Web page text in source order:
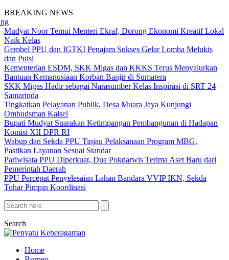
BREAKING NEWS
Mudyat Noor Temui Menteri Ekraf, Dorong Ekonomi Kreatif Lokal
Naik Kelas
Gembel PPU dan IGTKI Penajam Sukses Gelar Lomba Melukis
dan Puisi
Kementerian ESDM, SKK Migas dan KKKS Terus Menyalurkan
Bantuan Kemanusiaan Korban Banjir di Sumatera
SKK Migas Hadir sebagai Narasumber Kelas Inspirasi di SRT 24
Samarinda
Tingkatkan Pelayanan Publik, Desa Muara Jaya Kunjungi
Ombudsman Kalsel
Bupati Mudyat Suarakan Ketimpangan Pembangunan di Hadapan
Komisi XII DPR RI
Wabup dan Sekda PPU Tinjau Pelaksanaan Program MBG,
Pastikan Layanan Sesuai Standar
Pariwisata PPU Diperkuat, Dua Pokdarwis Terima Aset Baru dari
Pemerintah Daerah
PPU Percepat Penyelesaian Lahan Bandara VVIP IKN, Sekda
Tohar Pimpin Koordinasi
Search
Home